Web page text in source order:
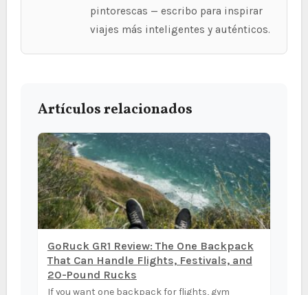
pintorescas — escribo para inspirar
viajes más inteligentes y auténticos.
Artículos relacionados
GoRuck GR1 Review: The One Backpack
That Can Handle Flights, Festivals, and
20-Pound Rucks
If you want one backpack for flights, gym